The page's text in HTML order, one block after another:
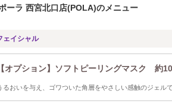
ーラ 西宮北口店(POLA)のメニュー
ェイシャル
【オプション】ソフトピーリングマスク 約
るおいを与え、ゴワついた角層をやさしい感触のジェル